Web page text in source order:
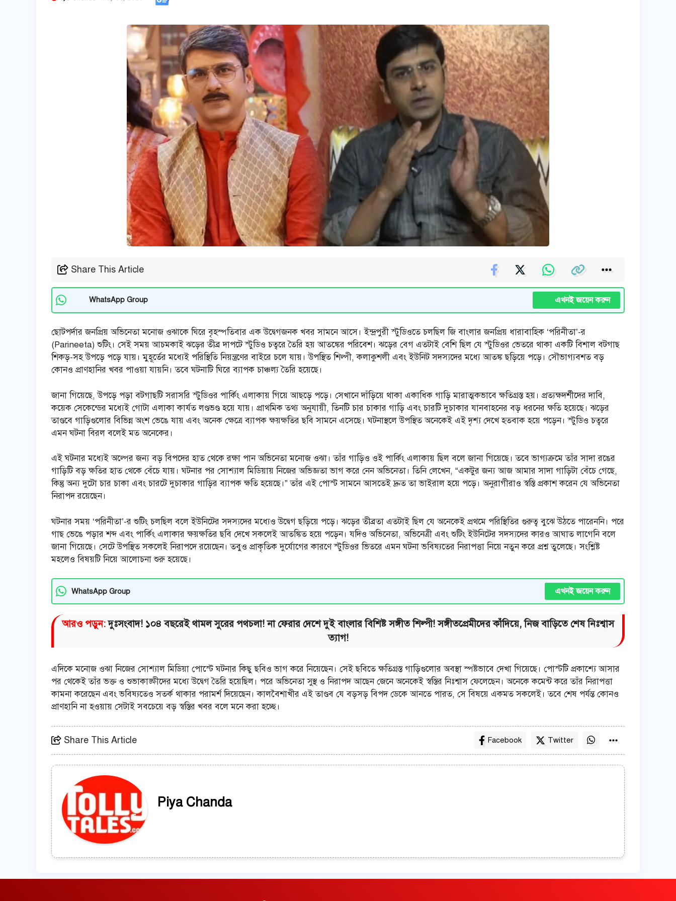
Share This Article
WhatsApp Group এখনই জয়েন করুন
ছোটপর্দার জনপ্রিয় অভিনেতা মনোজ ওঝাকে ঘিরে বৃহস্পতিবার এক উদ্বেগজনক খবর সামনে আসে। ইন্দ্রপুরী স্টুডিওতে চলছিল জি বাংলার জনপ্রিয় ধারাবাহিক ‘পরিনীতা’-র
(Parineeta) শুটিং। সেই সময় আচমকাই ঝড়ের তীব্র দাপটে স্টুডিও চত্বরে তৈরি হয় আতঙ্কের পরিবেশ। ঝড়ের বেগ এতটাই বেশি ছিল যে স্টুডিওর ভেতরে থাকা একটি বিশাল বটগাছ
শিকড়-সহ উপড়ে পড়ে যায়। মুহূর্তের মধ্যেই পরিস্থিতি নিয়ন্ত্রণের বাইরে চলে যায়। উপস্থিত শিল্পী, কলাকুশলী এবং ইউনিট সদস্যদের মধ্যে আতঙ্ক ছড়িয়ে পড়ে। সৌভাগ্যবশত বড়
কোনও প্রাণহানির খবর পাওয়া যায়নি। তবে ঘটনাটি ঘিরে ব্যাপক চাঞ্চল্য তৈরি হয়েছে।
জানা গিয়েছে, উপড়ে পড়া বটগাছটি সরাসরি স্টুডিওর পার্কিং এলাকায় গিয়ে আছড়ে পড়ে। সেখানে দাঁড়িয়ে থাকা একাধিক গাড়ি মারাত্মকভাবে ক্ষতিগ্রস্ত হয়। প্রত্যক্ষদর্শীদের দাবি,
কয়েক সেকেন্ডের মধ্যেই গোটা এলাকা কার্যত লণ্ডভণ্ড হয়ে যায়। প্রাথমিক তথ্য অনুযায়ী, তিনটি চার চাকার গাড়ি এবং চারটি দুচাকার যানবাহনের বড় ধরনের ক্ষতি হয়েছে। ঝড়ের
তাণ্ডবে গাড়িগুলোর বিভিন্ন অংশ ভেঙে যায় এবং অনেক ক্ষেত্রে ব্যাপক ক্ষয়ক্ষতির ছবি সামনে এসেছে। ঘটনাস্থলে উপস্থিত অনেকেই এই দৃশ্য দেখে হতবাক হয়ে পড়েন। স্টুডিও চত্বরে
এমন ঘটনা বিরল বলেই মত অনেকের।
এই ঘটনার মধ্যেই অল্পের জন্য বড় বিপদের হাত থেকে রক্ষা পান অভিনেতা মনোজ ওঝা। তাঁর গাড়িও ওই পার্কিং এলাকায় ছিল বলে জানা গিয়েছে। তবে ভাগ্যক্রমে তাঁর সাদা রঙের
গাড়িটি বড় ক্ষতির হাত থেকে বেঁচে যায়। ঘটনার পর সোশ্যাল মিডিয়ায় নিজের অভিজ্ঞতা ভাগ করে নেন অভিনেতা। তিনি লেখেন, “একটুর জন্য আজ আমার সাদা গাড়িটা বেঁচে গেছে,
কিন্তু অন্য দুটো চার চাকা এবং চারটে দুচাকার গাড়ির ব্যাপক ক্ষতি হয়েছে।” তাঁর এই পোস্ট সামনে আসতেই দ্রুত তা ভাইরাল হয়ে পড়ে। অনুরাগীরাও স্বস্তি প্রকাশ করেন যে অভিনেতা
নিরাপদ রয়েছেন।
ঘটনার সময় ‘পরিনীতা’-র শুটিং চলছিল বলে ইউনিটের সদস্যদের মধ্যেও উদ্বেগ ছড়িয়ে পড়ে। ঝড়ের তীব্রতা এতটাই ছিল যে অনেকেই প্রথমে পরিস্থিতির গুরুত্ব বুঝে উঠতে পারেননি। পরে
গাছ ভেঙে পড়ার শব্দ এবং পার্কিং এলাকার ক্ষয়ক্ষতির ছবি দেখে সকলেই আতঙ্কিত হয়ে পড়েন। যদিও অভিনেতা, অভিনেত্রী এবং শুটিং ইউনিটের সদস্যদের কারও আঘাত লাগেনি বলে
জানা গিয়েছে। সেটে উপস্থিত সকলেই নিরাপদে রয়েছেন। তবুও প্রাকৃতিক দুর্যোগের কারণে স্টুডিওর ভিতরে এমন ঘটনা ভবিষ্যতের নিরাপত্তা নিয়ে নতুন করে প্রশ্ন তুলেছে। সংশ্লিষ্ট
মহলেও বিষয়টি নিয়ে আলোচনা শুরু হয়েছে।
WhatsApp Group এখনই জয়েন করুন
আরও পড়ুন:দুঃসংবাদ! ১০৪ বছরেই থামল সুরের পথচলা! না ফেরার দেশে দুই বাংলার বিশিষ্ট সঙ্গীত শিল্পী! সঙ্গীতপ্রেমীদের কাঁদিয়ে, নিজ বাড়িতে শেষ নিঃশ্বাস
ত্যাগ!
এদিকে মনোজ ওঝা নিজের সোশ্যাল মিডিয়া পোস্টে ঘটনার কিছু ছবিও ভাগ করে নিয়েছেন। সেই ছবিতে ক্ষতিগ্রস্ত গাড়িগুলোর অবস্থা স্পষ্টভাবে দেখা গিয়েছে। পোস্টটি প্রকাশ্যে আসার
পর থেকেই তাঁর ভক্ত ও শুভাকাঙ্ক্ষীদের মধ্যে উদ্বেগ তৈরি হয়েছিল। পরে অভিনেতা সুস্থ ও নিরাপদ আছেন জেনে অনেকেই স্বস্তির নিঃশ্বাস ফেলেছেন। অনেকে কমেন্ট করে তাঁর নিরাপত্তা
কামনা করেছেন এবং ভবিষ্যতেও সতর্ক থাকার পরামর্শ দিয়েছেন। কালবৈশাখীর এই তাণ্ডব যে বড়সড় বিপদ ডেকে আনতে পারত, সে বিষয়ে একমত সকলেই। তবে শেষ পর্যন্ত কোনও
প্রাণহানি না হওয়ায় সেটাই সবচেয়ে বড় স্বস্তির খবর বলে মনে করা হচ্ছে।
Share This Article Facebook Twitter
Piya Chanda